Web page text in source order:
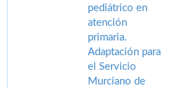
pediátrico en
atención
primaria.
Adaptación para
el Servicio
Murciano de